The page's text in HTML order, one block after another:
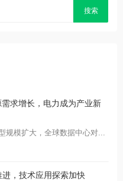
搜索
求增长，电力成为产业新
规模扩大，全球数据中心对...
，技术应用探索加快